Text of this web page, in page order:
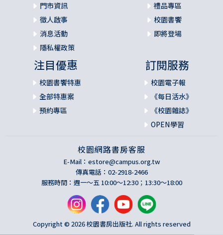
門市資訊
徵人啟事
消息活動
隱私權政策
禮品專區
校園書饗
即將登場
注目優惠
校園書饗特惠
全部特惠案
預約專區
訂閱服務
校園電子報
《每日活水》
《校園雜誌》
OPEN學習
校園網路書房客服
E-Mail： estore@campus.org.tw
傳真電話：02-2918-2466
服務時間：週一～五 10:00～12:30；13:30～18:00
Copyright © 2026 校園書房出版社. All rights reserved